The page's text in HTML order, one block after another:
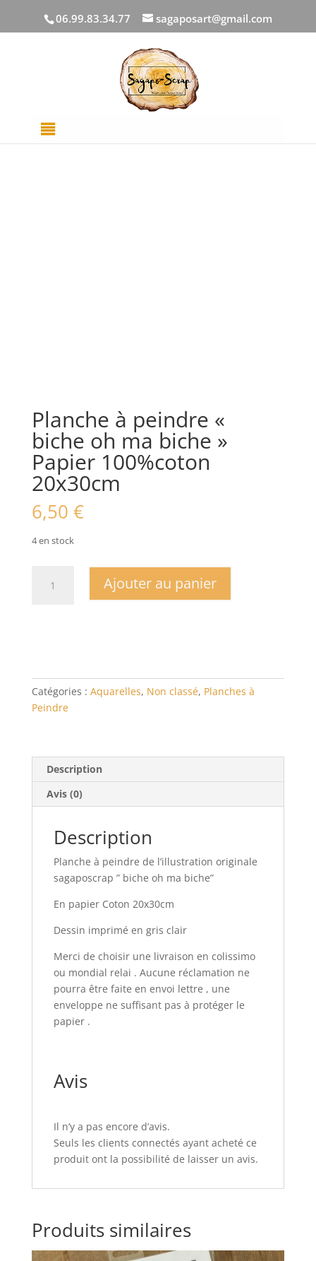
06.99.83.34.77 sagaposart@gmail.com
/Planches à Peindre
peindre « biche oh ma biche » Papier 100%coton
20x30cm
Planche à peindre «
biche oh ma biche »
Papier 100%coton
20x30cm
6,50 €
4 en stock
oh
ma
20x30cm
Ajouter au panier
Catégories : Aquarelles, Non classé, Planches à
Peindre
Description
Avis (0)
Description
Planche à peindre de l’illustration originale
sagaposcrap ” biche oh ma biche”
En papier Coton 20x30cm
Dessin imprimé en gris clair
Merci de choisir une livraison en colissimo
ou mondial relai . Aucune réclamation ne
pourra être faite en envoi lettre , une
enveloppe ne suffisant pas à protéger le
papier .
Avis
Il n’y a pas encore d’avis.
Seuls les clients connectés ayant acheté ce
produit ont la possibilité de laisser un avis.
Produits similaires